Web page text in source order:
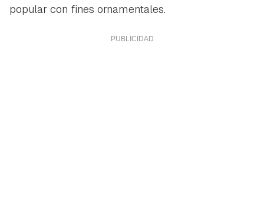
popular con fines ornamentales.